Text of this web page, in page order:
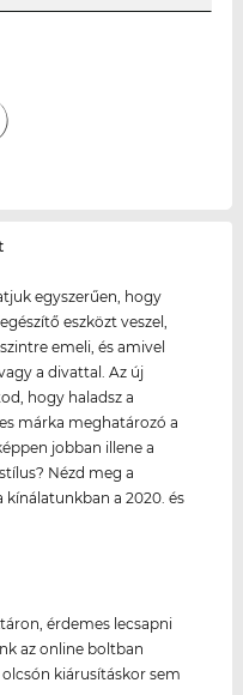
egyszerűen, hogy
eszközt veszel,
emeli, és amivel
a divattal. Az új
hogy haladsz a
márka meghatározó a
jobban illene a
Nézd meg a
kínálatunkban a 2020. és
érdemes lecsapni
az online boltban
kiárusításkor sem